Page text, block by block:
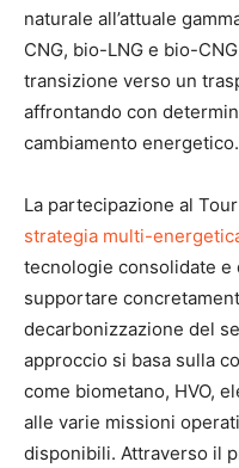
naturale all’attuale
CNG, bio-LNG e bio-
transizione verso un
affrontando con
cambiamento energetico.
La partecipazione al
strategia multi-
tecnologie consolidate
supportare
decarbonizzazione del
approccio si basa sulla
come biometano, HVO,
alle varie missioni
disponibili. Attraverso il